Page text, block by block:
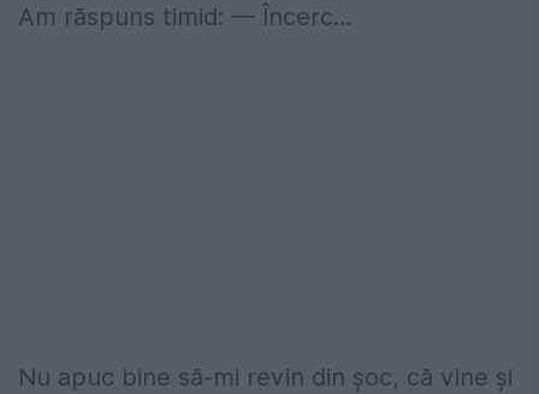
Am răspuns timid: — Încerc…
Nu apuc bine să-mi revin din șoc, că vine și